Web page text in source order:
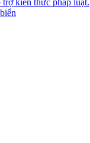
kiến thức pháp luật.